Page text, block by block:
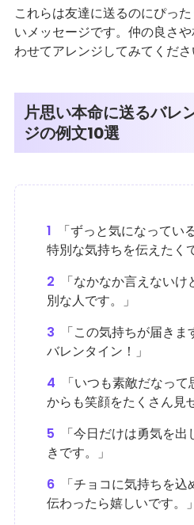
これらは友達に送るのにぴっ
いメッセージです。仲の良さ
わせてアレンジしてみてくださ
片思い本命に送るバレ
ジの例文10選
1
「ずっと気になってい
特別な気持ちを伝えたく
2
「なかなか言えない
別な人です。」
3
「この気持ちが届き
バレンタイン！」
4
「いつも素敵だなっ
からも笑顔をたくさん見
5
「今日だけは勇気を
きです。」
6
「チョコに気持ちを
伝わったら嬉しいです。」